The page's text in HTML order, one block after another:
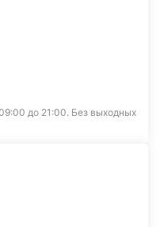
до 21:00. Без выходных